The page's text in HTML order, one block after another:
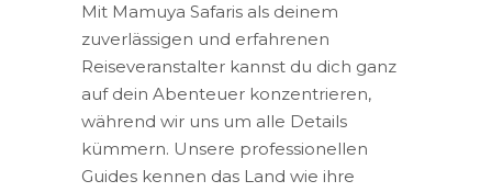
Mit Mamuya Safaris als deinem
zuverlässigen und erfahrenen
Reiseveranstalter kannst du dich ganz
auf dein Abenteuer konzentrieren,
während wir uns um alle Details
kümmern. Unsere professionellen
Guides kennen das Land wie ihre